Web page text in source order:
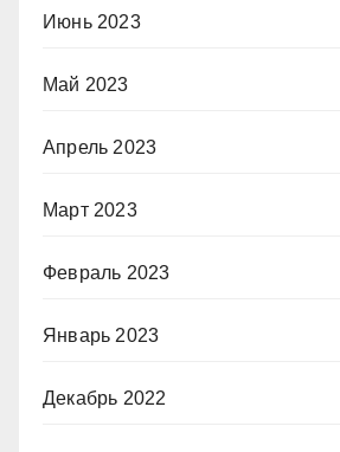
Июнь 2023
Май 2023
Апрель 2023
Март 2023
Февраль 2023
Январь 2023
Декабрь 2022